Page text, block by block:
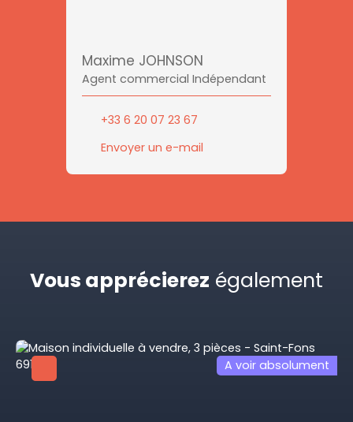
Maxime JOHNSON
Agent commercial Indépendant
+33 6 20 07 23 67
Envoyer un e-mail
Vous apprécierez également
A voir absolument